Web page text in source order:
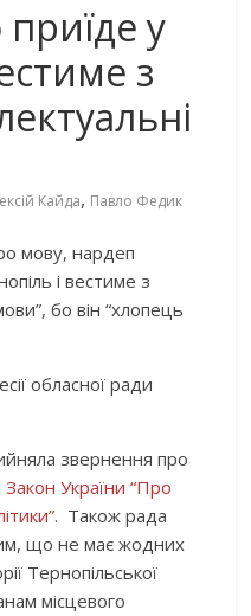
у
з
Кайда, Павло Федик
мову, нардеп
і вестиме з
бо він “хлопець
обласної ради
звернення про
України “Про
. Також рада
що не має жодних
Тернопільської
місцевого